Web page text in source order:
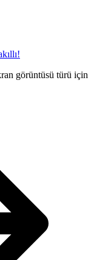
görüntüsü türü için